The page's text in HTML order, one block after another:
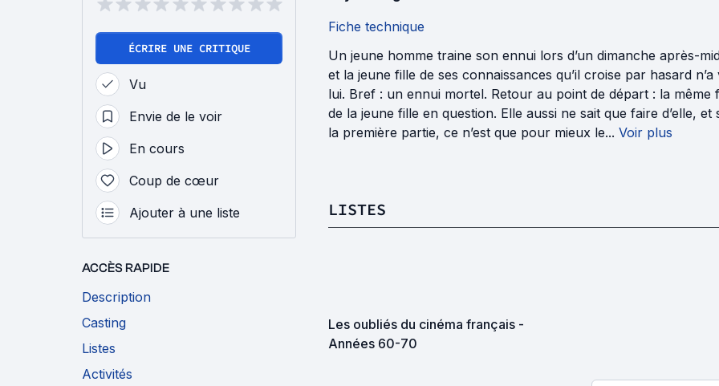
ÉCRIRE UNE CRITIQUE
Vu
Envie de le voir
En cours
Coup de cœur
Ajouter à une liste
ACCÈS RAPIDE
Description
Casting
Listes
Activités
Fiche technique
Un jeune homme traine son ennui lors d’un dimanche après-
et la jeune fille de ses connaissances qu’il croise par hasard
lui. Bref : un ennui mortel. Retour au point de départ : la même
de la jeune fille en question. Elle aussi ne sait que faire d’elle,
la première partie, ce n’est que pour mieux le... Voir plus
LISTES
Les oubliés du cinéma français -
Années 60-70